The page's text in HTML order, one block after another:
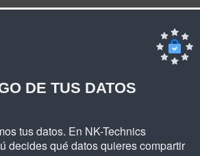
un solo lado
DE TUS DATOS
tus datos. En NK-Technics
decides qué datos quieres compartir